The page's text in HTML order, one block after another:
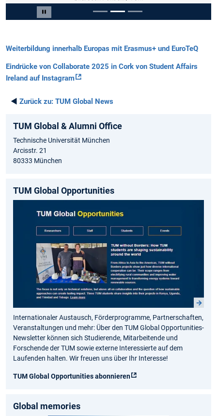
Carousel pausieren
Slide 2 von 3
Weiterbildung innerhalb Europas mit Erasmus+ und EuroTeQ
Eindrücke von Collaborate 2025 in Cork von Student Affairs
Ireland auf Instagram
◄ Zurück zu: TUM Global News
TUM Global & Alumni Office
Technische Universität München
Arcisstr. 21
80333 München
TUM Global Opportunities
Internationaler Austausch, Förderprogramme, Partnerschaften,
Veranstaltungen und mehr: Über den TUM Global Opportunities-
Newsletter können sich Studierende, Mitarbeitende und
Forschende der TUM sowie externe Interessierte auf dem
Laufenden halten. Wir freuen uns über Ihr Interesse!
TUM Global Opportunities abonnieren
Global memories